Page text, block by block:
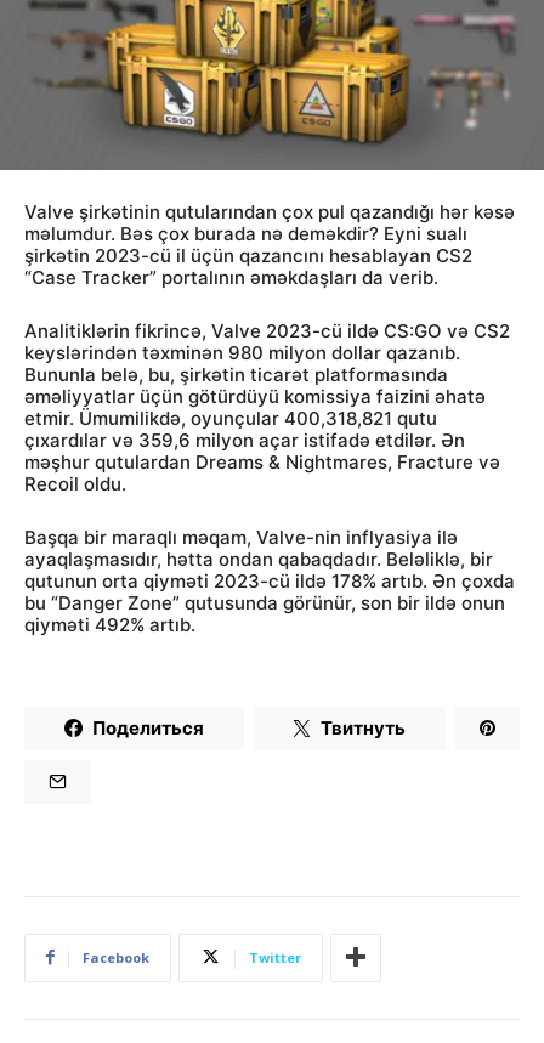
Valve şirkətinin qutularından çox pul qazandığı hər kəsə
məlumdur. Bəs çox burada nə deməkdir? Eyni sualı
şirkətin 2023-cü il üçün qazancını hesablayan CS2
“Case Tracker” portalının əməkdaşları da verib.
Analitiklərin fikrincə, Valve 2023-cü ildə CS:GO və CS2
keyslərindən təxminən 980 milyon dollar qazanıb.
Bununla belə, bu, şirkətin ticarət platformasında
əməliyyatlar üçün götürdüyü komissiya faizini əhatə
etmir. Ümumilikdə, oyunçular 400,318,821 qutu
çıxardılar və 359,6 milyon açar istifadə etdilər. Ən
məşhur qutulardan Dreams & Nightmares, Fracture və
Recoil oldu.
Başqa bir maraqlı məqam, Valve-nin inflyasiya ilə
ayaqlaşmasıdır, hətta ondan qabaqdadır. Beləliklə, bir
qutunun orta qiyməti 2023-cü ildə 178% artıb. Ən çoxda
bu “Danger Zone” qutusunda görünür, son bir ildə onun
qiyməti 492% artıb.
Поделиться Твитнуть
Facebook Twitter